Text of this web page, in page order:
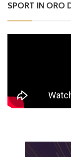
SPORT IN ORO